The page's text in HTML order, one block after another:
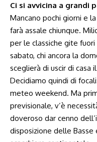
Ci si avvicina a grandi
Mancano pochi giorni e
farà assale chiunque.
per le classiche gite fuori
sabato, chi ancora la
sceglierà di uscir di casa
Decidiamo quindi di
meteo weekend. Ma
previsionale, v’è
doveroso dar cenno
disposizione delle